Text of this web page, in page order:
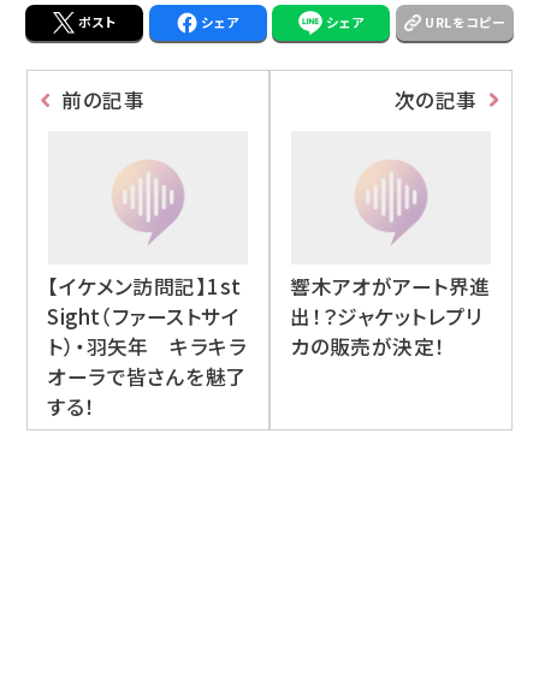
ポスト シェア シェア URLをコピー
前の記事
【イケメン訪問記】1st
Sight（ファーストサイ
ト）・羽矢年 キラキラ
オーラで皆さんを魅了
する！
次の記事
響木アオがアート界進
出！？ジャケットレプリ
カの販売が決定！